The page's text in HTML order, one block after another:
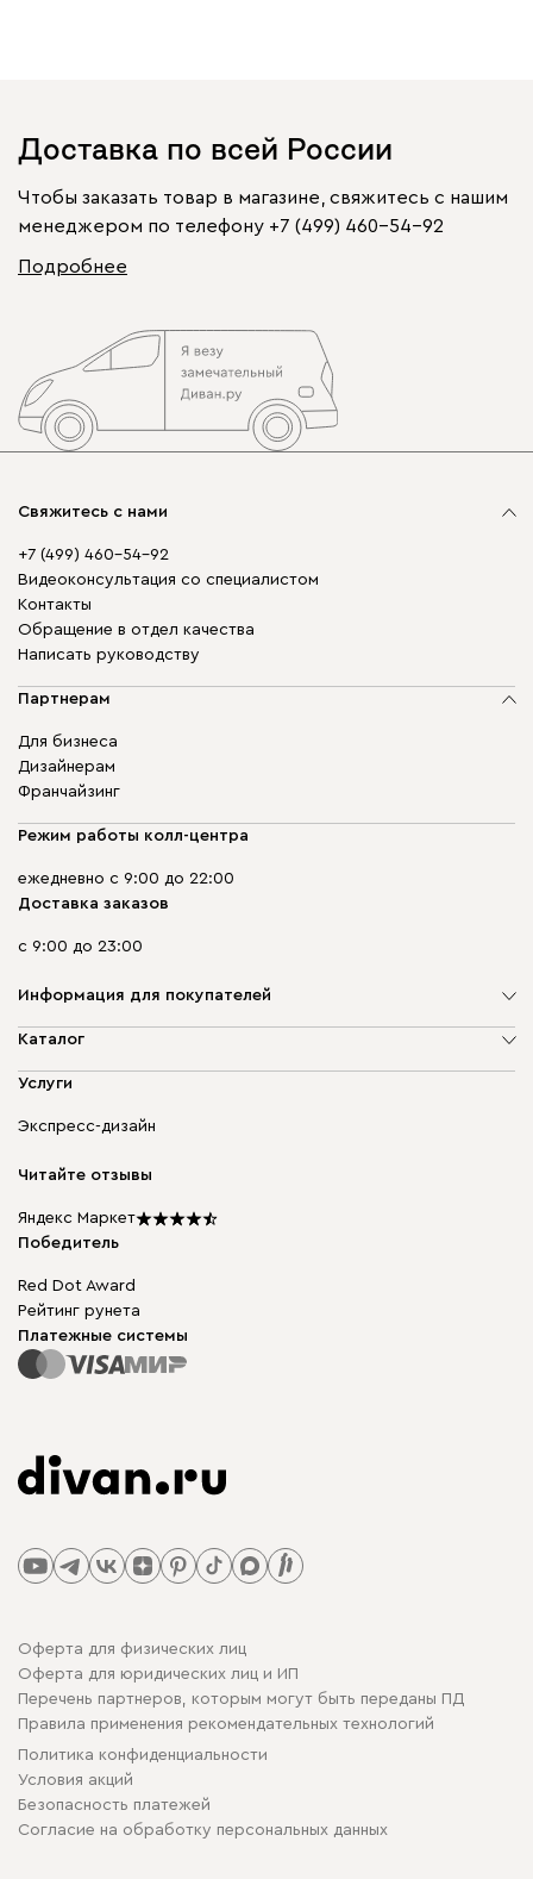
Доставка по всей России
Чтобы заказать товар в магазине, свяжитесь с нашим
менеджером по телефону +7 (499) 460-54-92
Подробнее
Свяжитесь с нами
+7 (499) 460-54-92
Видеоконсультация со специалистом
Контакты
Обращение в отдел качества
Написать руководству
Партнерам
Для бизнеса
Дизайнерам
Франчайзинг
Режим работы колл-центра
ежедневно с 9:00 до 22:00
Доставка заказов
с 9:00 до 23:00
Информация для покупателей
О компании
Доставка и оплата
диван.клуб
Карьера
Подарочные сертификаты
Мы в прессе
Каталог
Мягкая мебель
Бескаркасная мебель
Столы и стулья
Услуги
Экспресс-дизайн
Читайте отзывы
Яндекс Маркет
Победитель
Red Dot Award
Рейтинг рунета
Платежные системы
Оферта для физических лиц
Оферта для юридических лиц и ИП
Перечень партнеров, которым могут быть переданы ПД
Правила применения рекомендательных технологий
Политика конфиденциальности
Условия акций
Безопасность платежей
Cогласие на обработку персональных данных